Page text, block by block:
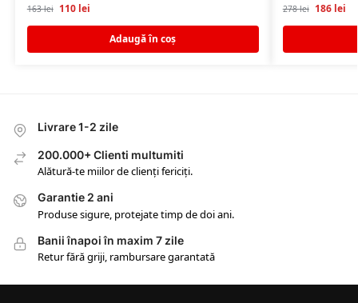
163lei 110 lei
Adaugă în coș
278lei 186 lei
Livrare 1-2 zile
200.000+ Clienti multumiti
Alătură-te miilor de clienți fericiți.
Garantie 2 ani
Produse sigure, protejate timp de doi ani.
Banii înapoi în maxim 7 zile
Retur fără griji, rambursare garantată